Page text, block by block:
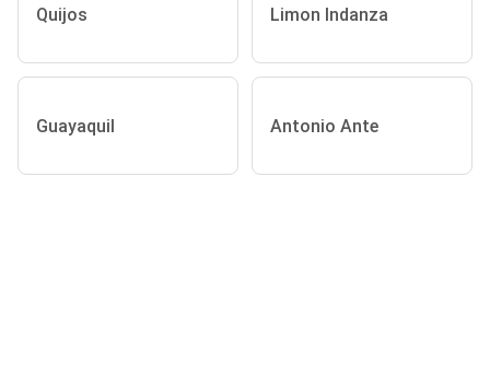
Quijos Limon Indanza
Guayaquil Antonio Ante